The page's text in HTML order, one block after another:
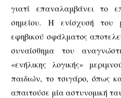
γιατί επαναλαμβάνει το
σημείου. Η ενίσχυσή
εφηβικού σφάλματος
συναίσθημα του
«ενήλικης λογικής»
παιδιών, το τσιγάρο, όπως
απαιτούσε μία αστυνομική